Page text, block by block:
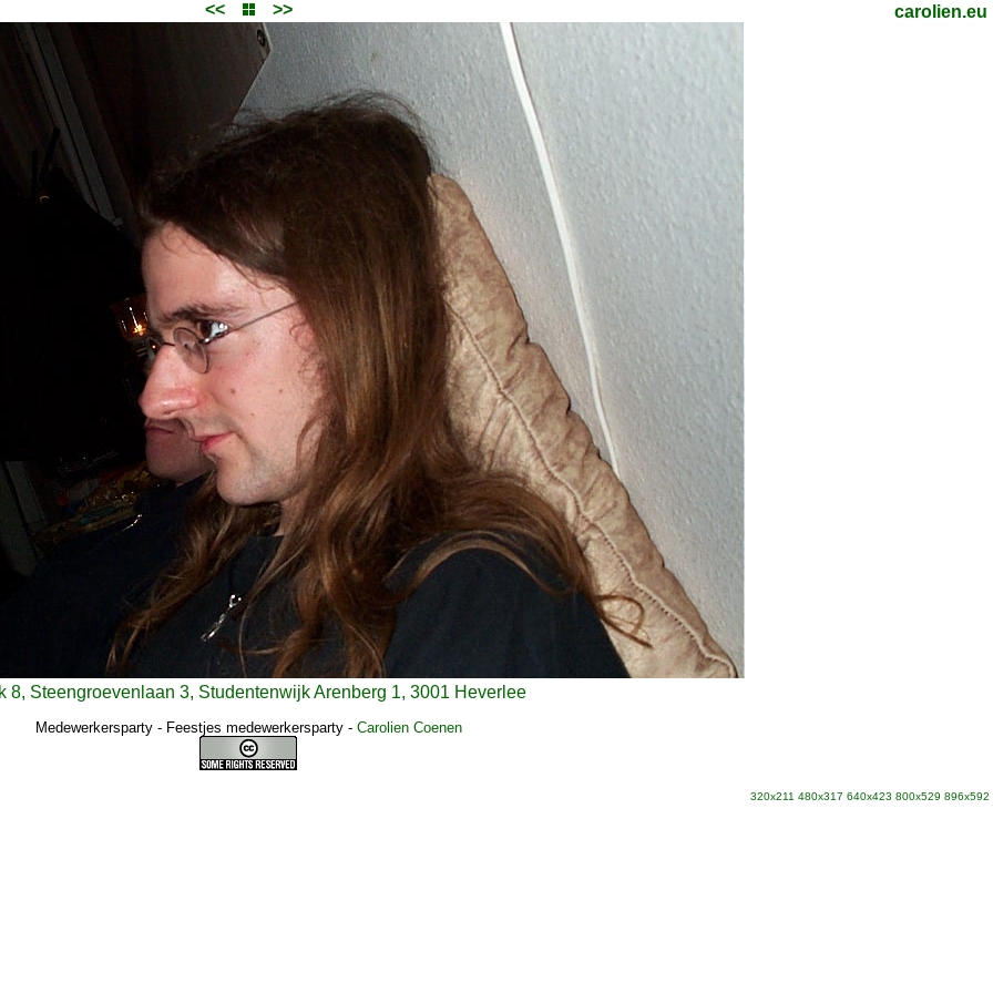
<< >> carolien.eu
8, Steengroevenlaan 3, Studentenwijk Arenberg 1, 3001 Heverlee
Medewerkersparty - Feestjes medewerkersparty- Carolien Coenen
320x211 480x317 640x423 800x529 896x592